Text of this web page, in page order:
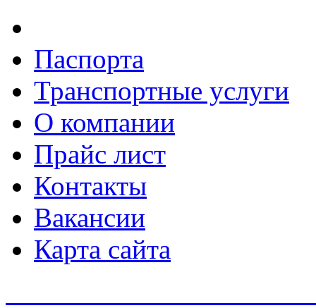
Паспорта
Транспортные услуги
О компании
Прайс лист
Контакты
Вакансии
Карта сайта